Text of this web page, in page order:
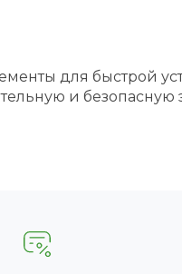
для быстрой
и